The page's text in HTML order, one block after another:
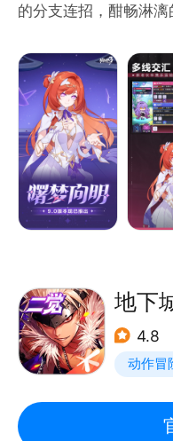
的分支连招，酣畅淋
扣人心弦的崩坏系列
华的声优阵容，更会
地球上的危机暂且告
开帷幕。
邂逅性格迥异的女武
休伯利安号指挥系统
量，登录倒计时
「Captain on the
请和我们一起，为世界
地下
4.8
动作冒
地下城